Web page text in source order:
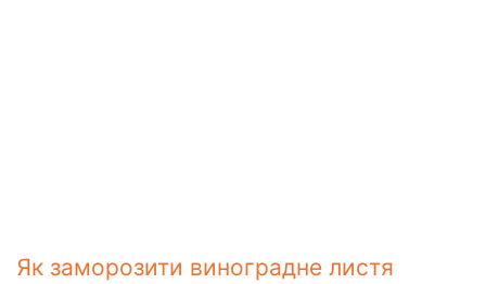
Як заморозити виноградне листя